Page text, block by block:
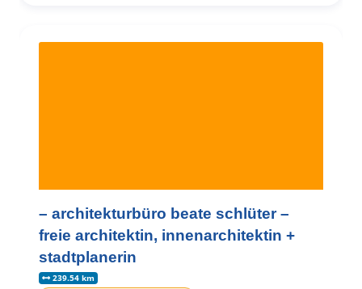
– architekturbüro beate schlüter –
freie architektin, innenarchitektin +
stadtplanerin
239.54 km